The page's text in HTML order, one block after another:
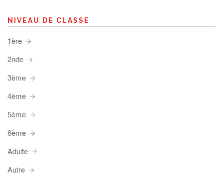
NIVEAU DE CLASSE
1ère
2nde
3ème
4ème
5ème
6ème
Adulte
Autre